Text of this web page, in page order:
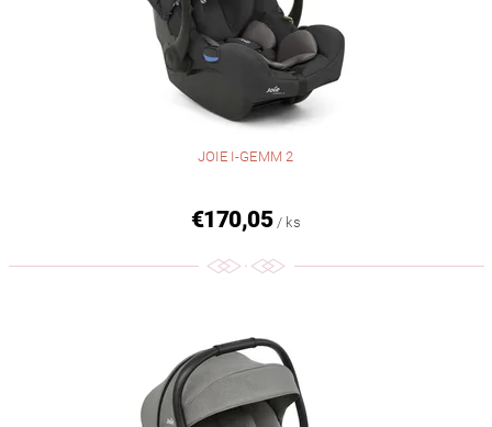
JOIE I-GEMM 2
€170,05 / ks